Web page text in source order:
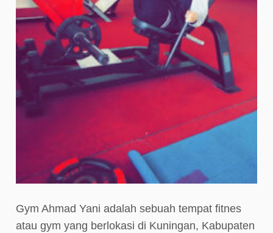
Gym Ahmad Yani adalah sebuah tempat fitnes
atau gym yang berlokasi di Kuningan, Kabupaten